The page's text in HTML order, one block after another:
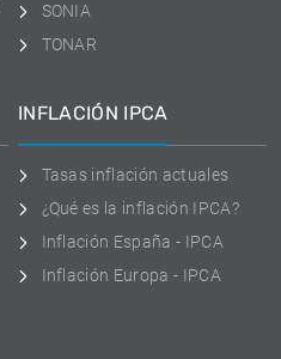
SONIA
TONAR
INFLACIÓN IPCA
Tasas inflación actuales
¿Qué es la inflación IPCA?
Inflación España - IPCA
Inflación Europa - IPCA